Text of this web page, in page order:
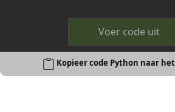
Voer code uit
Kopieer code Python naar